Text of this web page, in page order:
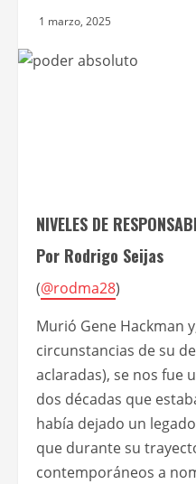
1 marzo, 2025
NIVELES DE
Por Rodrigo Seijas
(@rodma28)
Murió Gene Hackman
circunstancias de su
aclaradas), se nos fue
dos décadas que
había dejado un
que durante su
contemporáneos a